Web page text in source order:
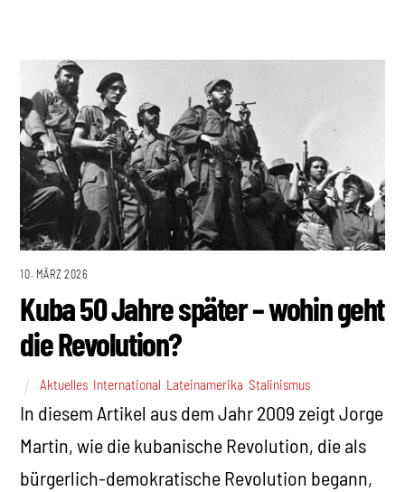
10. MÄRZ 2026
Kuba 50 Jahre später – wohin geht
die Revolution?
Aktuelles International Lateinamerika ,Stalinismus
In diesem Artikel aus dem Jahr 2009 zeigt Jorge
Martin, wie die kubanische Revolution, die als
bürgerlich-demokratische Revolution begann,